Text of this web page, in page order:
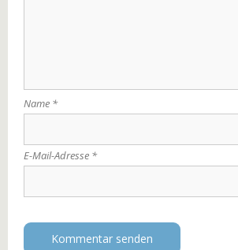
Name *
E-Mail-Adresse *